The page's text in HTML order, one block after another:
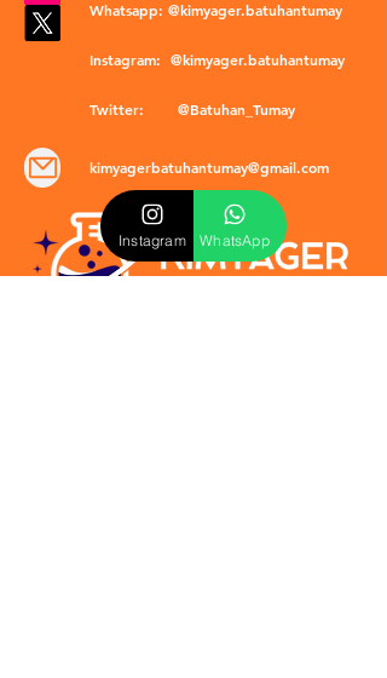
Whatsapp: @kimyager.batuhantumay
Instagram: @kimyager.batuhantumay
Twitter: @Batuhan_Tumay
kimyagerbatuhantumay@gmail.com
Instagram WhatsApp